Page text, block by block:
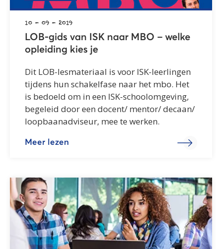
10 - 09 - 2019
LOB-gids van ISK naar MBO – welke
opleiding kies je
Dit LOB-lesmateriaal is voor ISK-leerlingen
tijdens hun schakelfase naar het mbo. Het
is bedoeld om in een ISK-schoolomgeving,
begeleid door een docent/ mentor/ decaan/
loopbaanadviseur, mee te werken.
Meer lezen